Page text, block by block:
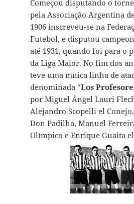
Começou disputando o
pela Associação Argentina
1906 inscreveu-se na
Futebol, e disputou
até 1931, quando foi para o
da Liga Maior. No fim dos
teve uma mítica linha de
denominada “Los
por Miguel Ángel Lauri
Alejandro Scopelli el
Don Padilha, Manuel
Olímpico e Enrique Guaita